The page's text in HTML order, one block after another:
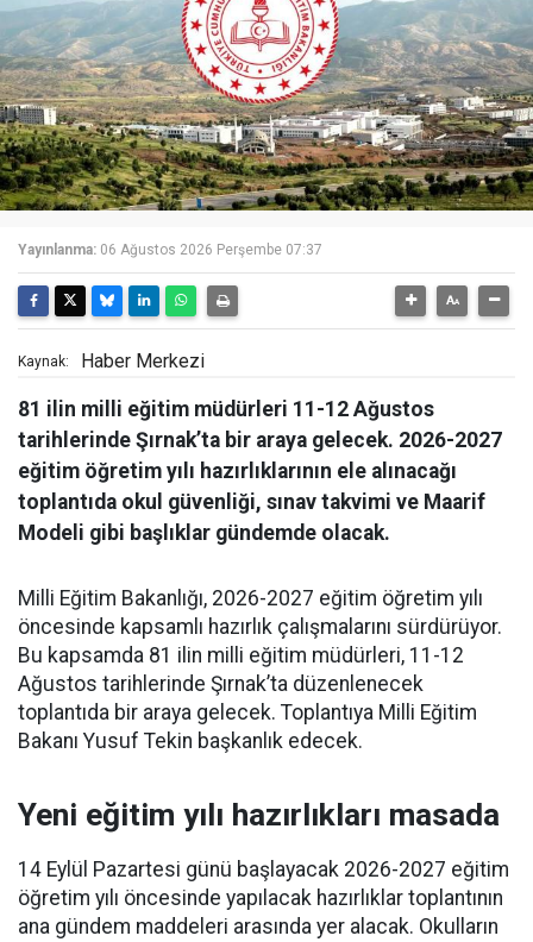
Yayınlanma: 06 Ağustos 2026 Perşembe 07:37
Kaynak: Haber Merkezi
81 ilin milli eğitim müdürleri 11-12 Ağustos
tarihlerinde Şırnak’ta bir araya gelecek. 2026-2027
eğitim öğretim yılı hazırlıklarının ele alınacağı
toplantıda okul güvenliği, sınav takvimi ve Maarif
Modeli gibi başlıklar gündemde olacak.
Milli Eğitim Bakanlığı, 2026-2027 eğitim öğretim yılı
öncesinde kapsamlı hazırlık çalışmalarını sürdürüyor.
Bu kapsamda 81 ilin milli eğitim müdürleri, 11-12
Ağustos tarihlerinde Şırnak’ta düzenlenecek
toplantıda bir araya gelecek. Toplantıya Milli Eğitim
Bakanı Yusuf Tekin başkanlık edecek.
Yeni eğitim yılı hazırlıkları masada
14 Eylül Pazartesi günü başlayacak 2026-2027 eğitim
öğretim yılı öncesinde yapılacak hazırlıklar toplantının
ana gündem maddeleri arasında yer alacak. Okulların